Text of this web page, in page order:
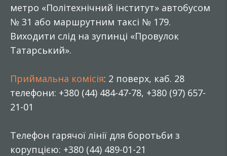
метро «Політехнічний інститут» автобусом
№ 31 або маршрутним таксі № 179.
Виходити слід на зупинці «Провулок
Татарський».
Приймальна комісія: 2 поверх, каб. 28
телефони: +380 (44) 484-47-78, +380 (97) 657-
21-01
Телефон гарячої лінії для боротьби з
корупцією: +380 (44) 489-01-21